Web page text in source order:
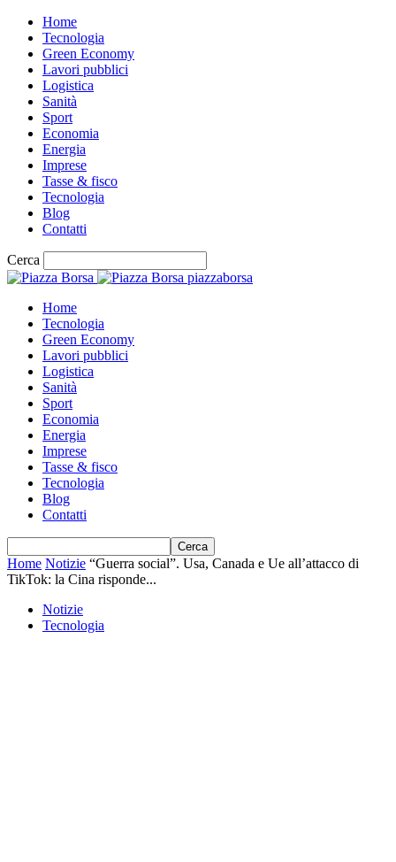
Home
Tecnologia
Green Economy
Lavori pubblici
Logistica
Sanità
Sport
Economia
Energia
Imprese
Tasse & fisco
Tecnologia
Blog
Contatti
Cerca
piazzaborsa
Home
Tecnologia
Green Economy
Lavori pubblici
Logistica
Sanità
Sport
Economia
Energia
Imprese
Tasse & fisco
Tecnologia
Blog
Contatti
Home Notizie “Guerra social”. Usa, Canada e Ue all’attacco di
TikTok: la Cina risponde...
Notizie
Tecnologia